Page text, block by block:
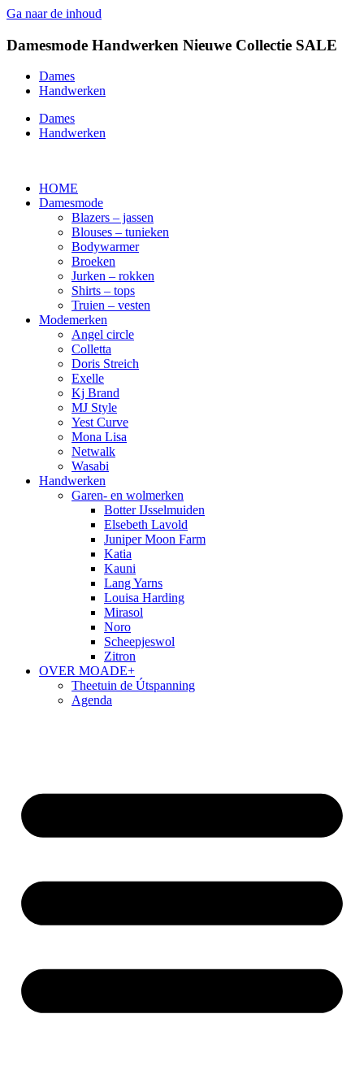
Ga naar de inhoud
Damesmode Handwerken Nieuwe Collectie SALE
Dames
Handwerken
Dames
Handwerken
HOME
Damesmode
Blazers – jassen
Blouses – tunieken
Bodywarmer
Broeken
Jurken – rokken
Shirts – tops
Truien – vesten
Modemerken
Angel circle
Colletta
Doris Streich
Exelle
Kj Brand
MJ Style
Yest Curve
Mona Lisa
Netwalk
Wasabi
Handwerken
Garen- en wolmerken
Botter IJsselmuiden
Elsebeth Lavold
Juniper Moon Farm
Katia
Kauni
Lang Yarns
Louisa Harding
Mirasol
Noro
Scheepjeswol
Zitron
OVER MOADE+
Theetuin de Útspanning
Agenda